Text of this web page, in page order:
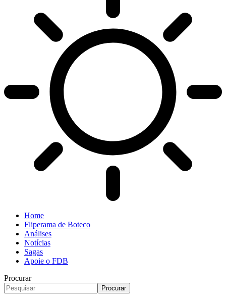
Home
Fliperama de Boteco
Análises
Notícias
Sagas
Apoie o FDB
Procurar